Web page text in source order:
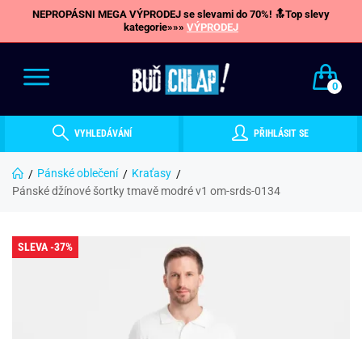
NEPROPÁSNI MEGA VÝPRODEJ se slevami do 70%! 🔝Top slevy
kategorie»»» VÝPRODEJ
0
VYHLEDÁVÁNÍ PŘIHLÁSIT SE
Pánské oblečení
Kraťasy
Pánské džínové šortky tmavě modré v1 om-srds-0134
SLEVA -37%